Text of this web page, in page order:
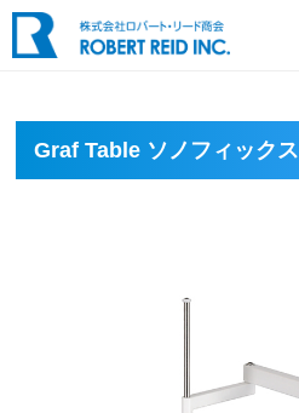
Graf Table ソノフィックス